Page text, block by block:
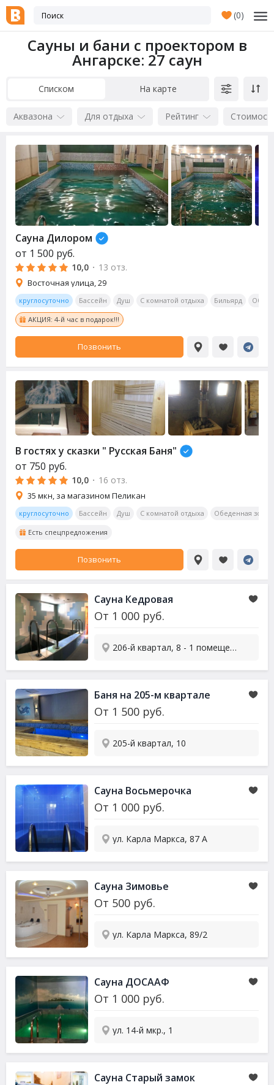
(0)
Сауны и бани с проектором в
Ангарске: 27 саун
Списком На карте
Аквазона Для отдыха Рейтинг
Сауна Дилором
от 1 500 руб.
10,0 · 13 отз.
Восточная улица, 29
круглосуточно Бассейн Душ С комнатой отдыха Бильярд
АКЦИЯ: 4-й час в подарок!!!
Позвонить
В гостях у сказки " Русская Баня"
от 750 руб.
10,0 · 16 отз.
35 мкн, за магазином Пеликан
круглосуточно Бассейн Душ С комнатой отдыха Обеденная зона
Есть спецпредложения
Позвонить
Сауна Кедровая
От 1 000 руб.
206-й квартал, 8 - 1 помещение
Баня на 205-м квартале
От 1 500 руб.
205-й квартал, 10
Сауна Восьмерочка
От 1 000 руб.
ул. Карла Маркса, 87 А
Сауна Зимовье
От 500 руб.
ул. Карла Маркса, 89/2
Сауна ДОСААФ
От 1 000 руб.
ул. 14-й мкр., 1
Сауна Старый замок